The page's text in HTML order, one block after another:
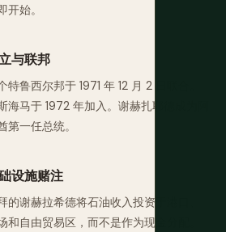
开始。
与联邦
特鲁西尔邦于 1971 年 12 月 2 日联合。
海马于 1972 年加入。谢赫扎耶德成为阿
第一任总统。
设施赌注
的谢赫拉希德将石油收入投资于港口、
和自由贸易区，而不是作为现金分配。